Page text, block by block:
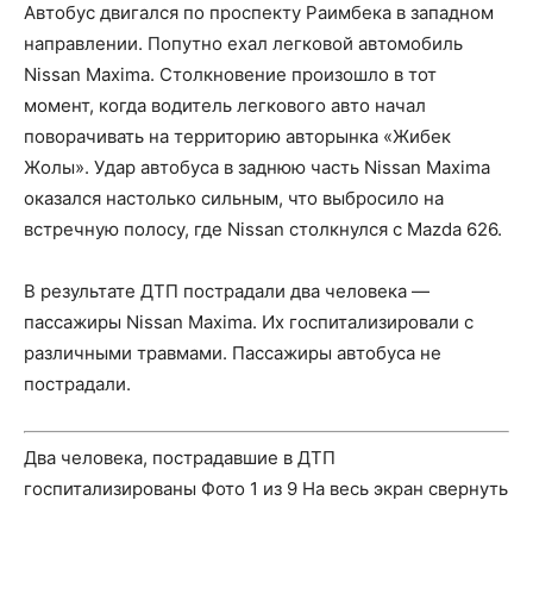
Автобус двигался по проспекту Раимбека в западном
направлении. Попутно ехал легковой автомобиль
Nissan Maxima. Столкновение произошло в тот
момент, когда водитель легкового авто начал
поворачивать на территорию авторынка «Жибек
Жолы». Удар автобуса в заднюю часть Nissan Maxima
оказался настолько сильным, что выбросило на
встречную полосу, где Nissan столкнулся с Mazda 626.
В результате ДТП пострадали два человека —
пассажиры Nissan Maxima. Их госпитализировали с
различными травмами. Пассажиры автобуса не
пострадали.
Два человека, пострадавшие в ДТП
госпитализированы Фото 1 из 9 На весь экран свернуть